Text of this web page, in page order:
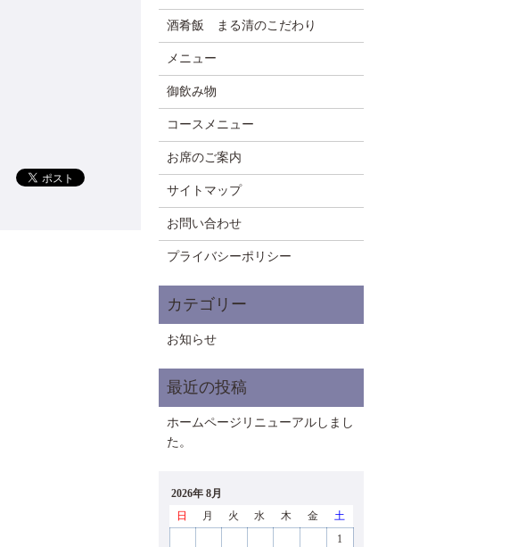
酒肴飯 まる清のこだわり
メニュー
御飲み物
コースメニュー
お席のご案内
サイトマップ
お問い合わせ
プライバシーポリシー
お知らせ
ホームページリニューアルしまし
た。
2026年 8月
日
月 火 水 木 金
土
1